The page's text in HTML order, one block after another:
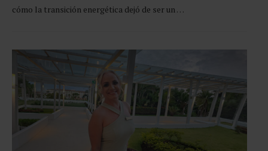
cómo la transición energética dejó de ser un …